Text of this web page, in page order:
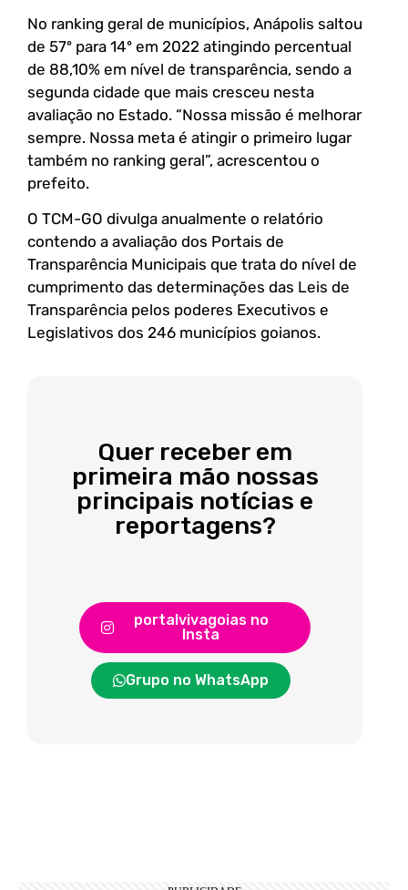
No ranking geral de municípios, Anápolis saltou
de 57º para 14º em 2022 atingindo percentual
de 88,10% em nível de transparência, sendo a
segunda cidade que mais cresceu nesta
avaliação no Estado. “Nossa missão é melhorar
sempre. Nossa meta é atingir o primeiro lugar
também no ranking geral”, acrescentou o
prefeito.
O TCM-GO divulga anualmente o relatório
contendo a avaliação dos Portais de
Transparência Municipais que trata do nível de
cumprimento das determinações das Leis de
Transparência pelos poderes Executivos e
Legislativos dos 246 municípios goianos.
Quer receber em
primeira mão nossas
principais notícias e
reportagens?
portalvivagoias no
Insta
Grupo no WhatsApp